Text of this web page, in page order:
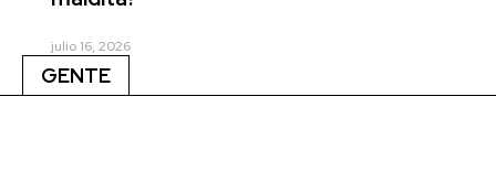
julio 16, 2026
GENTE